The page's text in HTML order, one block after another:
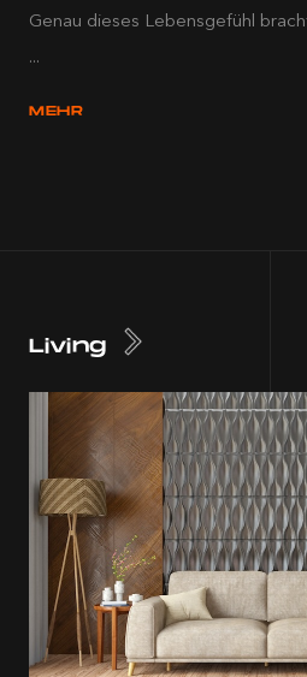
Genau dieses Lebensgefühl
...
MEHR
Living